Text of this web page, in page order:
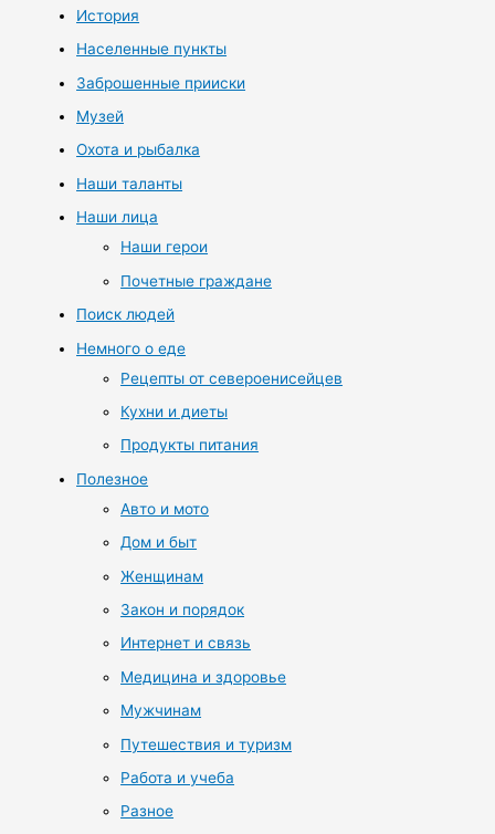
История
Населенные пункты
Заброшенные прииски
Музей
Охота и рыбалка
Наши таланты
Наши лица
Наши герои
Почетные граждане
Поиск людей
Немного о еде
Рецепты от североенисейцев
Кухни и диеты
Продукты питания
Полезное
Авто и мото
Дом и быт
Женщинам
Закон и порядок
Интернет и связь
Медицина и здоровье
Мужчинам
Путешествия и туризм
Работа и учеба
Разное